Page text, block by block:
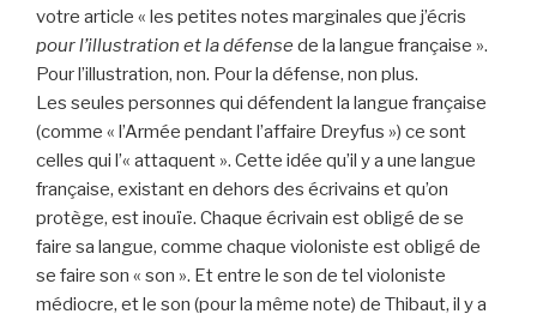
votre article « les petites notes marginales que j’écris
pour l’illustration et la défense de la langue française ».
Pour l’illustration, non. Pour la défense, non plus.
Les seules personnes qui défendent la langue française
(comme « l’Armée pendant l’affaire Dreyfus ») ce sont
celles qui l’« attaquent ». Cette idée qu’il y a une langue
française, existant en dehors des écrivains et qu’on
protège, est inouïe. Chaque écrivain est obligé de se
faire sa langue, comme chaque violoniste est obligé de
se faire son « son ». Et entre le son de tel violoniste
médiocre, et le son (pour la même note) de Thibaut, il y a